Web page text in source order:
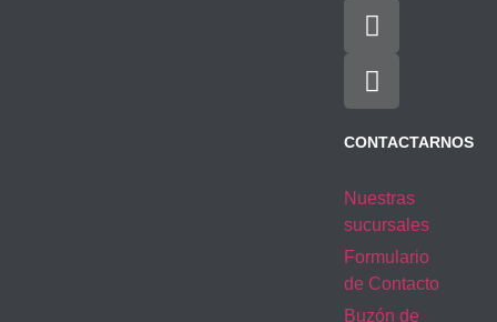
CONTACTARNOS
Nuestras
sucursales
Formulario
de Contacto
Buzón de